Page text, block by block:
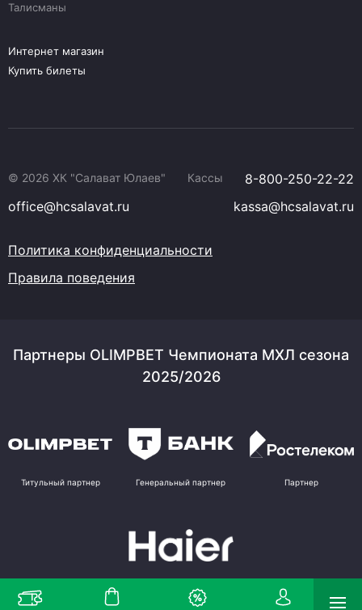
Талисманы
Интернет магазин
Купить билеты
© 2026 ХК "Салават Юлаев" Кассы
8-800-250-22-22
office@hcsalavat.ru
kassa@hcsalavat.ru
Политика конфиденциальности
Правила поведения
Партнеры OLIMPBET Чемпионата МХЛ сезона
2025/2026
Титульный партнер Генеральный партнер Партнер